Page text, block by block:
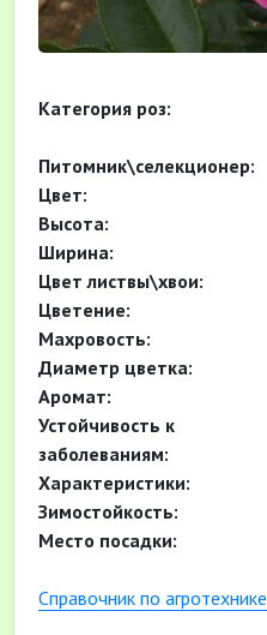
Категория роз:
Питомник\селекционер:
Цвет:
Высота:
Ширина:
Цвет листвы\хвои:
Цветение:
Махровость:
Диаметр цветка:
Аромат:
Устойчивость к
заболеваниям:
Характеристики:
Зимостойкость:
Место посадки:
Cправочник по агротехнике